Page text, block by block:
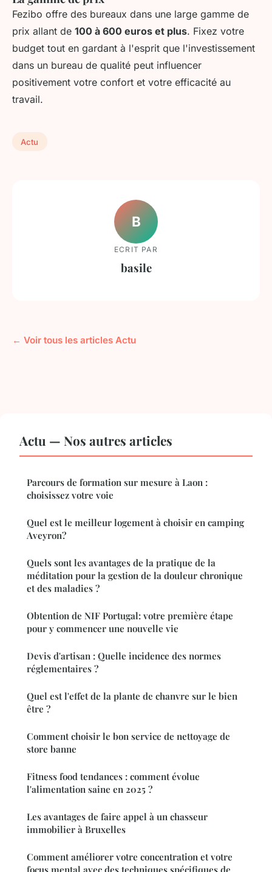
Fezibo offre des bureaux dans une large gamme de
prix allant de 100 à 600 euros et plus. Fixez votre
budget tout en gardant à l'esprit que l'investissement
dans un bureau de qualité peut influencer
positivement votre confort et votre efficacité au
travail.
Actu
B
ECRIT PAR
basile
← Voir tous les articles Actu
Actu — Nos autres articles
Parcours de formation sur mesure à Laon :
choisissez votre voie
Quel est le meilleur logement à choisir en camping
Aveyron?
Quels sont les avantages de la pratique de la
méditation pour la gestion de la douleur chronique
et des maladies ?
Obtention de NIF Portugal: votre première étape
pour y commencer une nouvelle vie
Devis d'artisan : Quelle incidence des normes
réglementaires ?
Quel est l'effet de la plante de chanvre sur le bien
être ?
Comment choisir le bon service de nettoyage de
store banne
Fitness food tendances : comment évolue
l'alimentation saine en 2025 ?
Les avantages de faire appel à un chasseur
immobilier à Bruxelles
Comment améliorer votre concentration et votre
focus mental avec des techniques spécifiques de